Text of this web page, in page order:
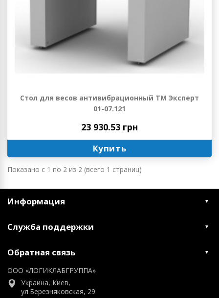
Стол для весов антивибрационный ТМ Эксперт
01-07.121
23 930.53 грн
Купить
Показано с 1 по 2 из 2 (всего 1 страниц)
Информация
Служба поддержки
Обратная связь
ООО «ЛОГИКЛАБГРУППА»
Украина, Киев,
ул.Березняковская, 29